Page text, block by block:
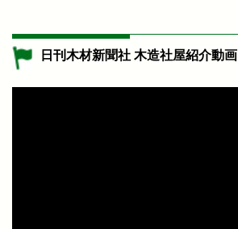
日刊木材新聞社 木造社屋紹介動画